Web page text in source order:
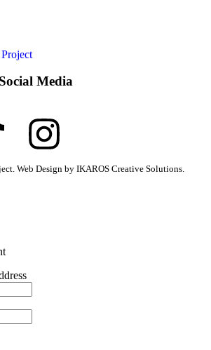
Media
Web Design by IKAROS Creative Solutions.